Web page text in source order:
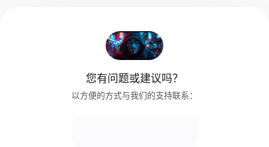
您有问题或建议吗？
以方便的方式与我们的支持联系：